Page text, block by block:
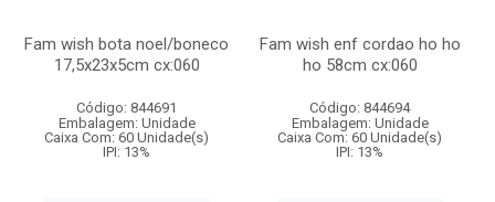
Fam wish bota noel/boneco
17,5x23x5cm cx:060
Código: 844691
Embalagem: Unidade
Caixa Com: 60 Unidade(s)
IPI: 13%
Fam wish enf cordao ho ho
ho 58cm cx:060
Código: 844694
Embalagem: Unidade
Caixa Com: 60 Unidade(s)
IPI: 13%